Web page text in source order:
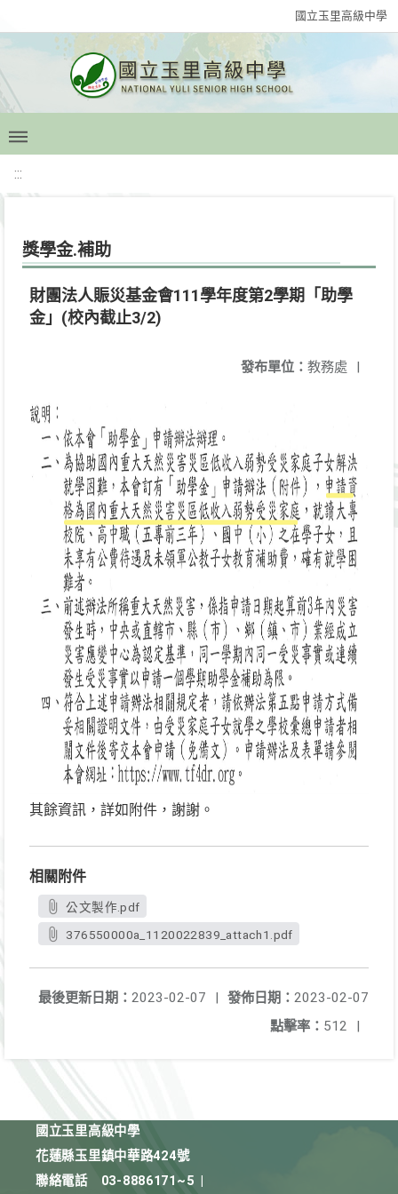
國立玉里高級中學
:::
獎學金.補助
財團法人賑災基金會111學年度第2學期「助學
金」(校內截止3/2)
發布單位： 教務處 |
其餘資訊，詳如附件，謝謝。
相關附件
公文製作.pdf
376550000a_1120022839_attach1.pdf
發佈日期： 2023-02-07
最後更新日期： 2023-02-07
|
點擊率： 512 |
國立玉里高級中學
花蓮縣玉里鎮中華路424號
聯絡電話
03-8886171~5